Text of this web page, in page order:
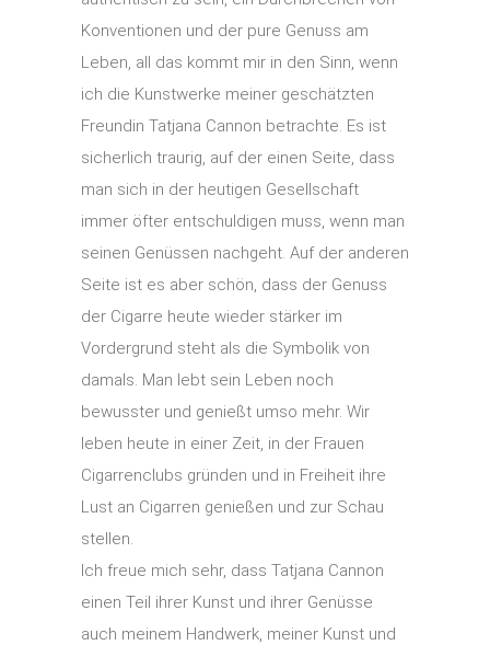
Konventionen und der pure Genuss am
Leben, all das kommt mir in den Sinn, wenn
ich die Kunstwerke meiner geschätzten
Freundin Tatjana Cannon betrachte. Es ist
sicherlich traurig, auf der einen Seite, dass
man sich in der heutigen Gesellschaft
immer öfter entschuldigen muss, wenn man
seinen Genüssen nachgeht. Auf der anderen
Seite ist es aber schön, dass der Genuss
der Cigarre heute wieder stärker im
Vordergrund steht als die Symbolik von
damals. Man lebt sein Leben noch
bewusster und genießt umso mehr. Wir
leben heute in einer Zeit, in der Frauen
Cigarrenclubs gründen und in Freiheit ihre
Lust an Cigarren genießen und zur Schau
stellen.
Ich freue mich sehr, dass Tatjana Cannon
einen Teil ihrer Kunst und ihrer Genüsse
auch meinem Handwerk, meiner Kunst und